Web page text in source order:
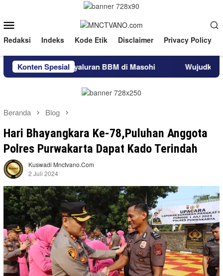
konten
Mobile
Redaksi Indeks Kode Etik Disclaimer Privacy Policy
Konten Spesial
Penyaluran BBM di Masohi Wujudkan Budaya
Beranda Blog
Hari Bhayangkara Ke-78,Puluhan Anggota
Polres Purwakarta Dapat Kado Terindah
Kuswadi Mnctvano.com
2 Juli 2024